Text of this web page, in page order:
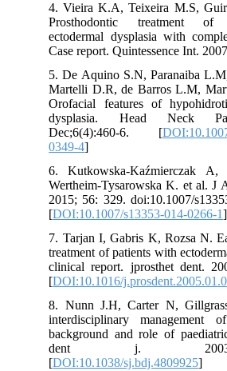
یک بیماری ارثی است که با
با ساختار جنینی اکتودرمال
مو و غدد عرق، غدد اشکی و
بزاقی همراه است (١،٢).میزان شیوع این بیماری
١ در هر ١٠٠٠٠٠نفر گزارش کرده اند(٣،٤).
شدیدترین شکل اکتودرمال
وابسته بهXمغلوب
Christ-Siemens-
)
نوع دوم شایع، هیدروتیک اکتودرمال
Cloustone) با وراثت اتوزوم
نوع اول، درگیری غدد
عرق در آن مشاهده نمیشود (١٠-٧). پوست
ناخن های کوچک و شکننده
هایپرکراتوز کف دست و پا؛
اشک چشم، از علائم کلینیکی
دیسپلازی هستند. همچنین
غدد عرق به طور کامل یا
(هیپوهیدروزیس، آنهیدروزیس).
به گرما (هایپرترمی) مشاهده
(١١،١٢). مشخصات صورتی بیمار شامل:
پل بینی فرورفته، گوش های
4. Vieira K.A, Teixeira M.S,
Prosthodontic treatment of
ectodermal dysplasia with
Case report. Quintessence Int.
5. De Aquino S.N, Paranaiba
Martelli D.R, de Barros L.M,
Orofacial features of
dysplasia. Head Neck
Dec;6(4):460-6. [
0349-4
6. Kutkowska-Kaźmierczak
Wertheim-Tysarowska K. et al. J
2015; 56: 329. doi:10.1007/
[DOI:10.1007/s13353-014-0266-1
7. Tarjan I, Gabris K, Rozsa N.
treatment of patients with
clinical report. jprosthet dent.
[DOI:10.1016/
8. Nunn J.H, Carter N,
interdisciplinary management
background and role of
dent j.
[DOI:10.1038/sj.bdj.4809925